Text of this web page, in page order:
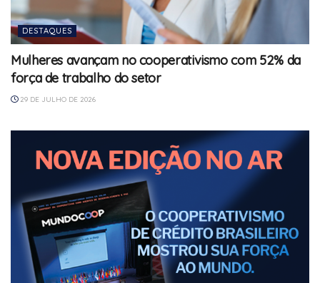
DESTAQUES
Mulheres avançam no cooperativismo com 52% da
força de trabalho do setor
29 DE JULHO DE 2026